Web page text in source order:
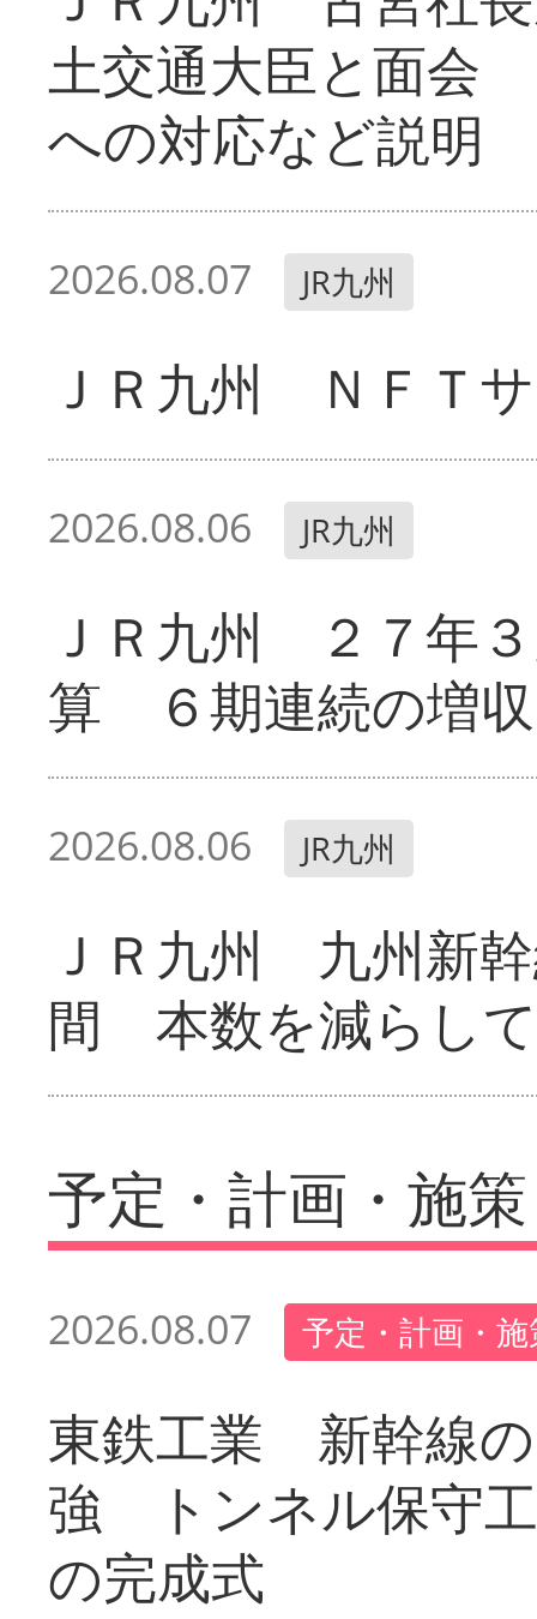
土交通大臣と面会
への対応など説明
2026.08.07 JR九州
ＪＲ九州 ＮＦＴ
2026.08.06 JR九州
ＪＲ九州 ２７年
算 ６期連続の増収
2026.08.06 JR九州
ＪＲ九州 九州新
間 本数を減らし
予定・計画・施策
2026.08.07 予定・計画・
東鉄工業 新幹線
強 トンネル保守
の完成式